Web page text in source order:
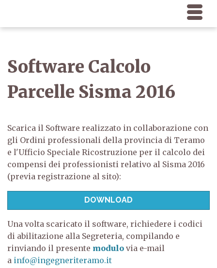
Software Calcolo
Parcelle Sisma 2016
Scarica il Software realizzato in collaborazione con
gli Ordini professionali della provincia di Teramo
e l'Ufficio Speciale Ricostruzione per il calcolo dei
compensi dei professionisti relativo al Sisma 2016
(previa registrazione al sito):
DOWNLOAD
Una volta scaricato il software, richiedere i codici
di abilitazione alla Segreteria, compilando e
rinviando il presente modulo via e-mail
a info@ingegneriteramo.it